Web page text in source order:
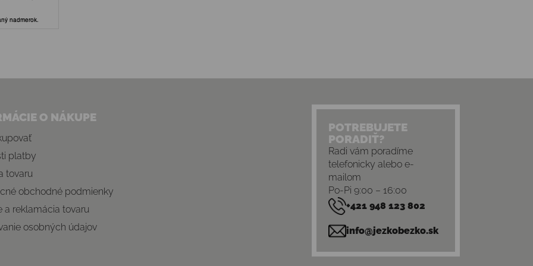
O NÁKUPE
platby
tovaru
obchodné podmienky
a reklamácia tovaru
osobných údajov
POTREBUJETE
PORADIŤ?
Radi vám poradíme
telefonicky alebo e-
mailom
Po-Pi 9:00 – 16:00
+421 948 123 802
info@jezkobezko.sk